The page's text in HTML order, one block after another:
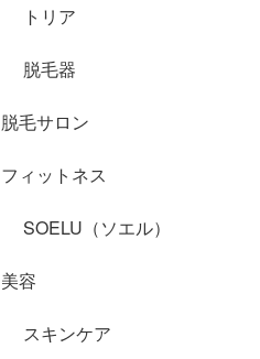
トリア
脱毛器
脱毛サロン
フィットネス
SOELU（ソエル）
美容
スキンケア